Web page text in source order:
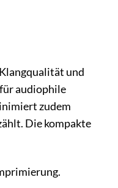
und
audiophile
zudem
Die kompakte